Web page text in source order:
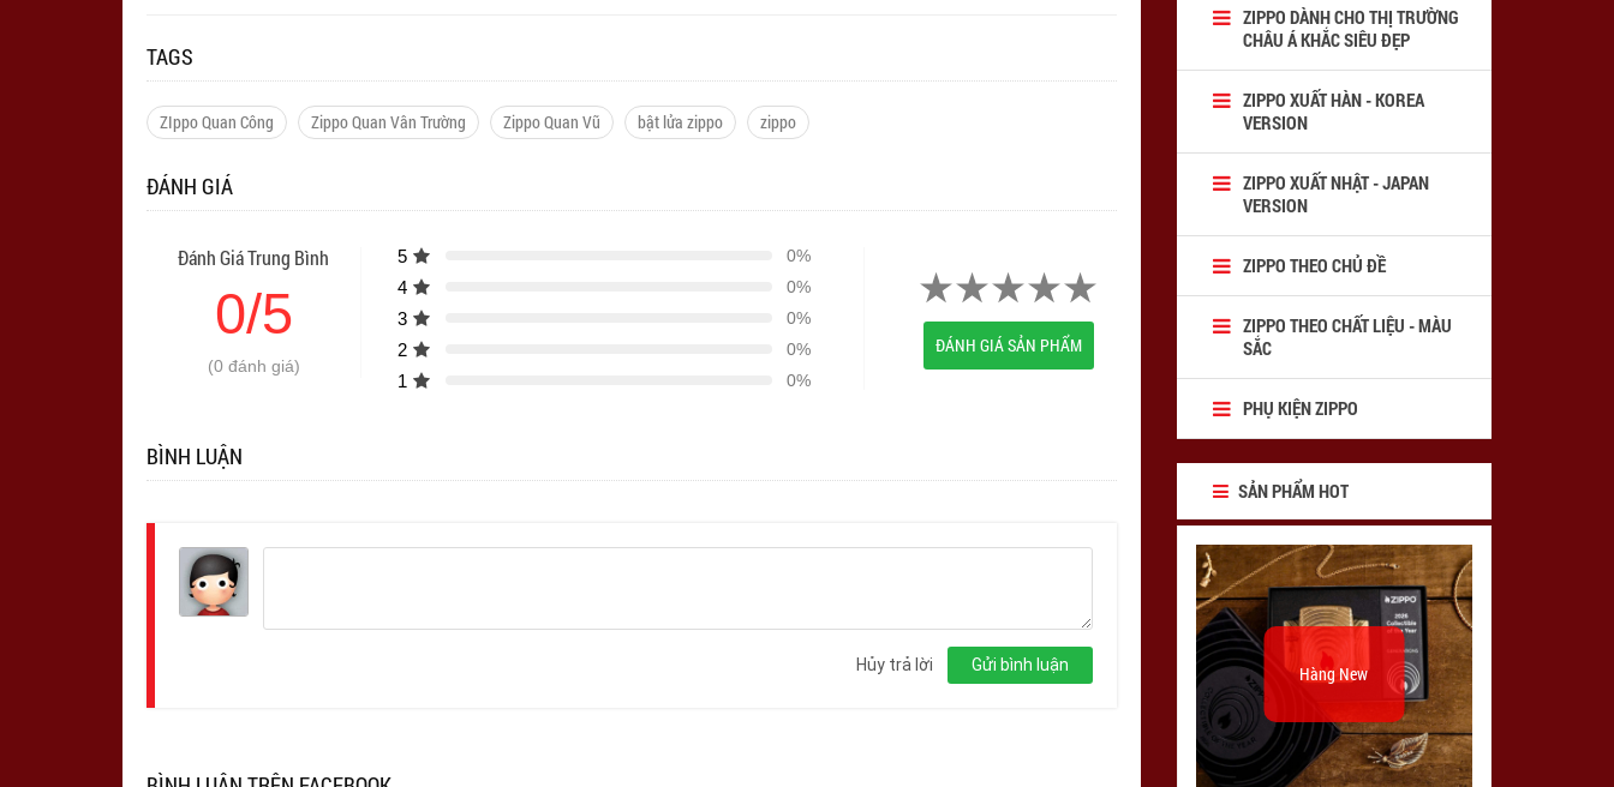
TAGS
ZIppo Quan Công Zippo Quan Vân Trường Zippo Quan Vũ bật lửa zippo zippo
ĐÁNH GIÁ
Đánh Giá Trung Bình
0/5
(0 đánh giá)
5 0%
4 0%
3 0%
2 0%
1 0%
ĐÁNH GIÁ SẢN PHẨM
BÌNH LUẬN
Gửi bình luận
Hủy trả lời
ZIPPO DÀNH CHO THỊ TRƯỜNG
CHÂU Á KHẮC SIÊU ĐẸP
ZIPPO XUẤT HÀN - KOREA
VERSION
ZIPPO XUẤT NHẬT - JAPAN
VERSION
ZIPPO THEO CHỦ ĐỀ
ZIPPO THEO CHẤT LIỆU - MÀU
SẮC
PHỤ KIỆN ZIPPO
SẢN PHẨM HOT
Hàng New